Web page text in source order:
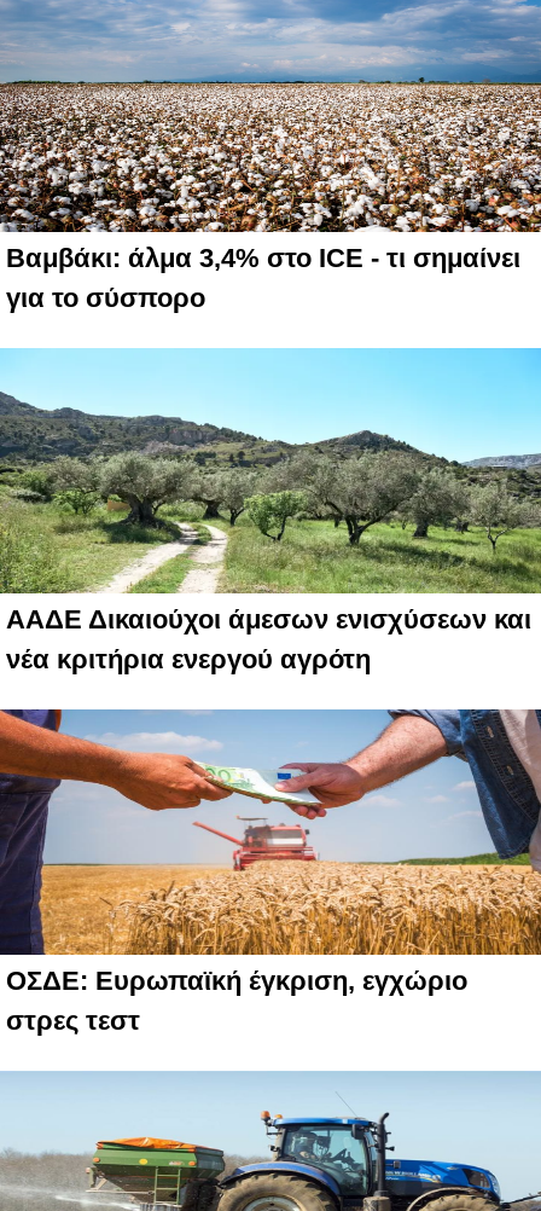
Βαμβάκι: άλμα 3,4% στο ICE - τι σημαίνει
για το σύσπορο
ΑΑΔΕ Δικαιούχοι άμεσων ενισχύσεων και
νέα κριτήρια ενεργού αγρότη
ΟΣΔΕ: Ευρωπαϊκή έγκριση, εγχώριο
στρες τεστ